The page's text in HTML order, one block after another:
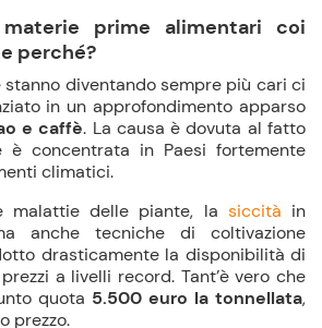
prime alimentari coi
perché?
stanno diventando sempre più cari ci
in un approfondimento apparso
e caffè. La causa è dovuta al fatto
è concentrata in Paesi fortemente
climatici.
malattie delle piante, la siccità in
anche tecniche di coltivazione
drasticamente la disponibilità di
a livelli record. Tant’è vero che
quota 5.500 euro la tonnellata,
prezzo.